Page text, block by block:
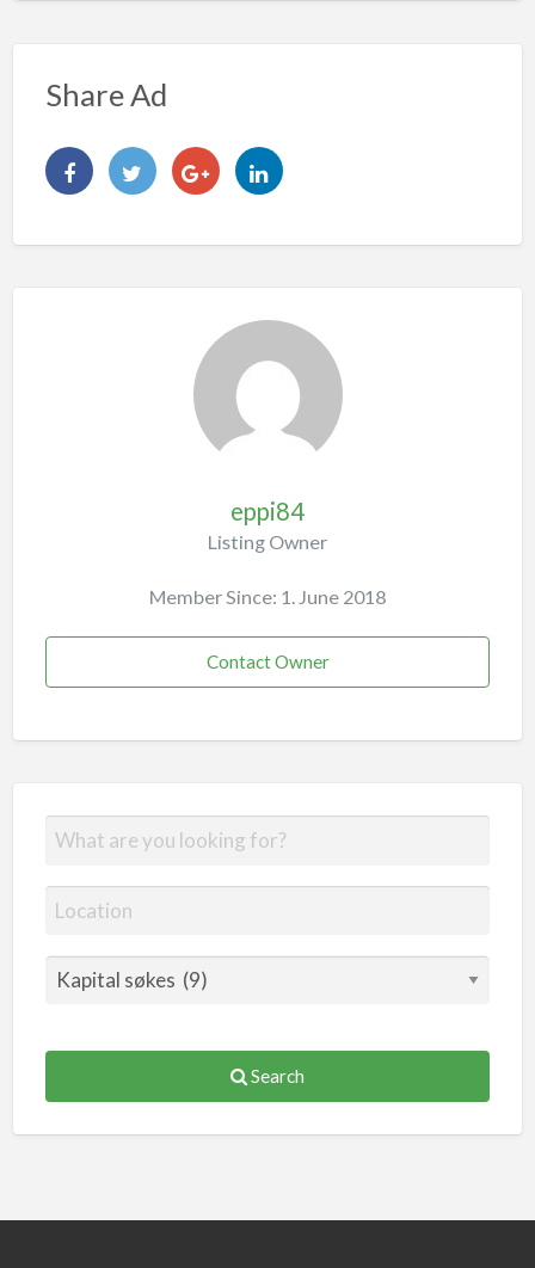
Share Ad
eppi84
Listing Owner
Member Since: 1. June 2018
Contact Owner
Search